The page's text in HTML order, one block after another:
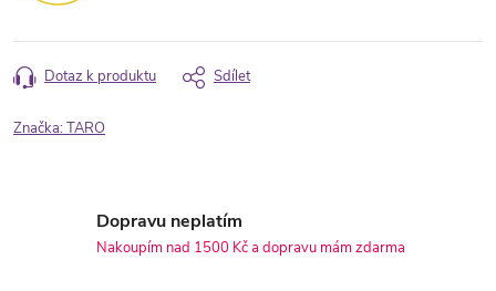
Dotaz k produktu Sdílet
Značka:TARO
Dopravu neplatím
Nakoupím nad 1500 Kč a dopravu mám zdarma